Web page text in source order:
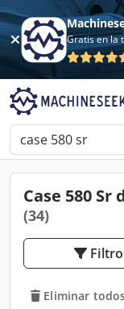
Case 580
(34)
Filtro
Eliminar